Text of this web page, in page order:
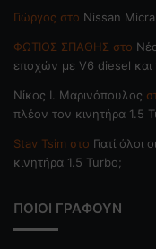
Γιώργος στο Nissan
ΦΩΤΙΟΣ ΣΠΑΘΗΣ στο
εποχών με V6 diesel και
Nίκος Ι. Mαρινόπουλος
πλέον τον κινητήρα 1.5
Stav Tsim στο Γιατί
κινητήρα 1.5 Turbo;
ΠΟΙΟΙ ΓΡΑΦΟΥΝ